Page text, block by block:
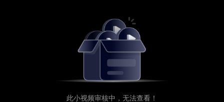
此小视频审核中，无法查看！